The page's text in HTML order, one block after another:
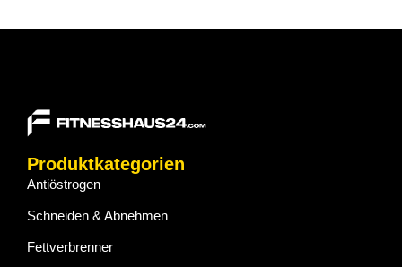
Produktkategorien
Antiöstrogen
Schneiden & Abnehmen
Fettverbrenner